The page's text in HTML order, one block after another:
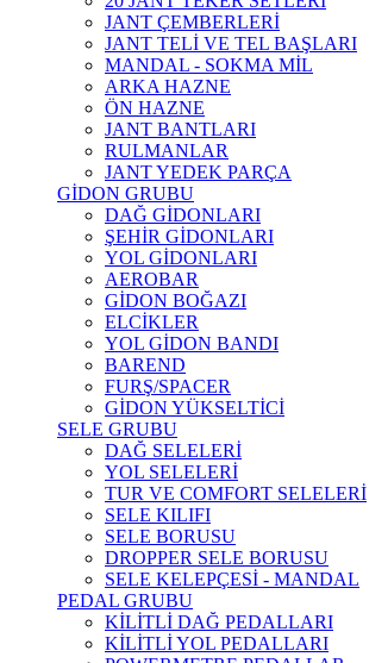
JANT ÇEMBERLERİ
JANT TELİ VE TEL BAŞLARI
MANDAL - SOKMA MİL
ARKA HAZNE
ÖN HAZNE
JANT BANTLARI
RULMANLAR
JANT YEDEK PARÇA
GİDON GRUBU
DAĞ GİDONLARI
ŞEHİR GİDONLARI
YOL GİDONLARI
AEROBAR
GİDON BOĞAZI
ELCİKLER
YOL GİDON BANDI
BAREND
FURŞ/SPACER
GİDON YÜKSELTİCİ
SELE GRUBU
DAĞ SELELERİ
YOL SELELERİ
TUR VE COMFORT SELELERİ
SELE KILIFI
SELE BORUSU
DROPPER SELE BORUSU
SELE KELEPÇESİ - MANDAL
PEDAL GRUBU
KİLİTLİ DAĞ PEDALLARI
KİLİTLİ YOL PEDALLARI